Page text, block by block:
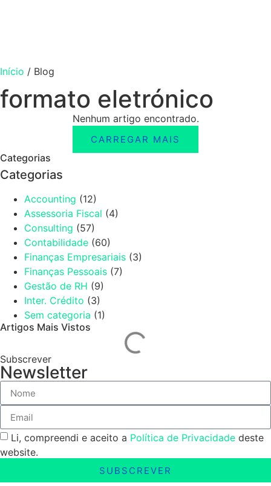
Início / Blog
formato eletrónico
Nenhum artigo encontrado.
CARREGAR MAIS
Categorias
Categorias
Accounting (12)
Assessoria Fiscal (4)
Consulting (57)
Contabilidade (60)
Finanças Empresariais (3)
Finanças Pessoais (7)
Gestão de RH (9)
Inter. Crédito (3)
Sem categoria (1)
Artigos Mais Vistos
Subscrever
Newsletter
Li, compreendi e aceito a Política de Privacidade deste
website.
SUBSCREVER